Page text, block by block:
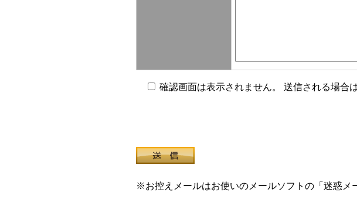
確認画面は表示されません。 送信される場合
※お控えメールはお使いのメールソフトの「迷惑メ